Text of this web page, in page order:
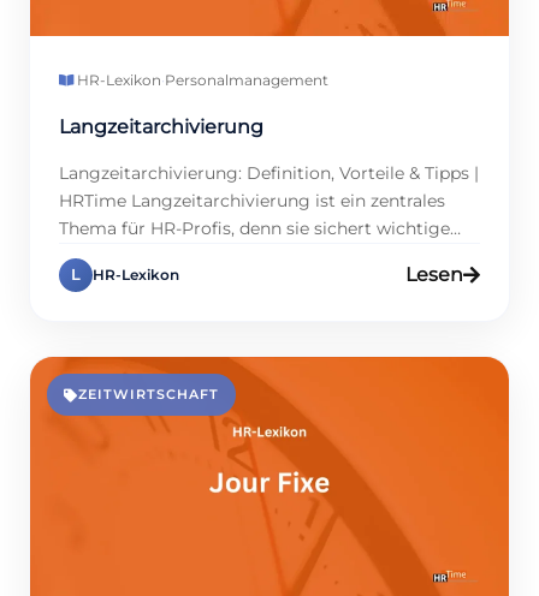
HR-Lexikon·Personalmanagement
Langzeitarchivierung
Langzeitarchivierung: Definition, Vorteile & Tipps |
HRTime Langzeitarchivierung ist ein zentrales
Thema für HR-Profis, denn sie sichert wichtige
Daten und spart wertvolle Zeit. In der Regel
müssen Personalakten, Arbeitsverträge und
gesetzlichen Anforderungen zu erfüllen. Doch
worin liegt der Nutzen dieser Maßnahme
begründet? In einer […]
L HR-Lexikon Lesen
ZEITWIRTSCHAFT